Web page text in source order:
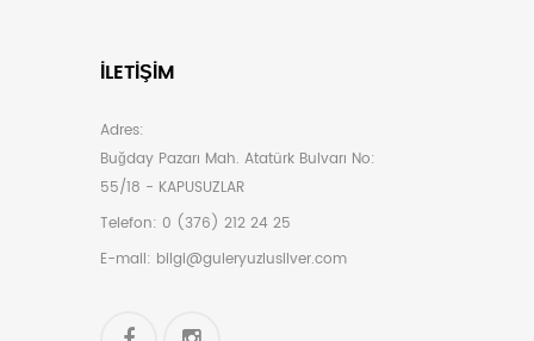
İLETIŞIM
Adres:
Buğday Pazarı Mah. Atatürk Bulvarı No:
55/18 - KAPUSUZLAR
Telefon: 0 (376) 212 24 25
E-mail: bilgi@guleryuzlusilver.com